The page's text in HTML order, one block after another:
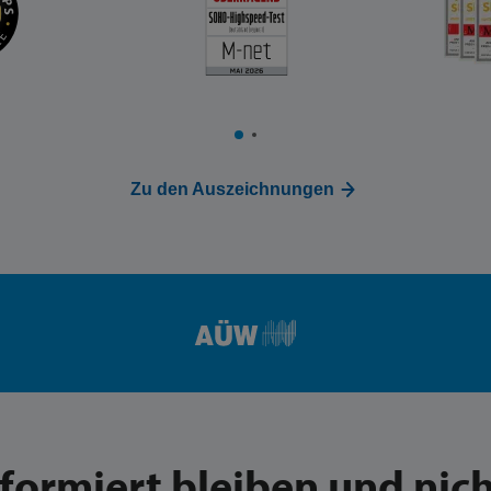
Zu den Auszeichnungen